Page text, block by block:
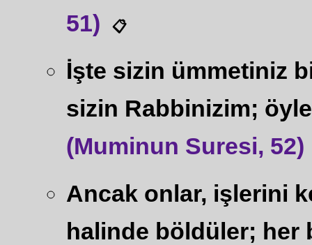
51)
📋
İşte sizin ümmetiniz
sizin Rabbinizim;
(Muminun Suresi, 52)
Ancak onlar, işlerini
halinde böldüler; her